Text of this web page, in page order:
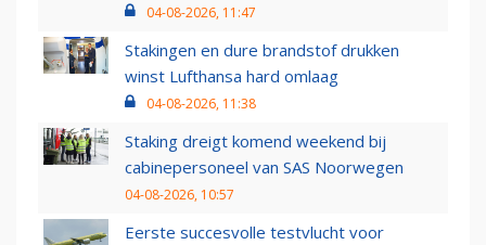
04-08-2026, 11:47
Stakingen en dure brandstof drukken
winst Lufthansa hard omlaag
04-08-2026, 11:38
Staking dreigt komend weekend bij
cabinepersoneel van SAS Noorwegen
04-08-2026, 10:57
Eerste succesvolle testvlucht voor